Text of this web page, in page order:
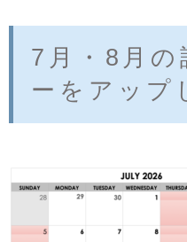
7月・8月の
ーをアップ